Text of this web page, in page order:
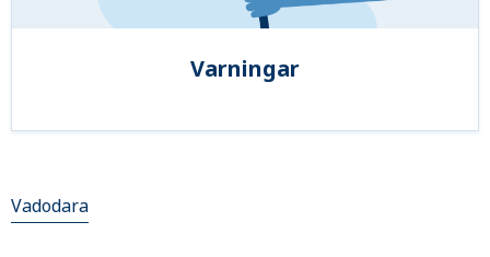
Varningar
Vadodara